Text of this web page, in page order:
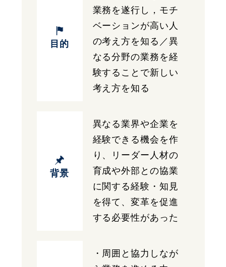
目的
業務を遂行し，モチ
ベーションが高い人
の考え方を知る／異
なる分野の業務を経
験することで新しい
考え方を知る
背景
異なる業界や企業を
経験できる機会を作
り、リーダー人材の
育成や外部との協業
に関する経験・知見
を得て、変革を促進
する必要性があった
・周囲と協力しなが